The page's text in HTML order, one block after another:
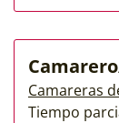
Camareras
Tiempo